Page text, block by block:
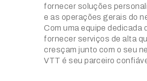
fornecer soluções
e as operações gerais do
Com uma equipe
fornecer serviços de alta
cresçam junto com o seu
VTT é seu parceiro